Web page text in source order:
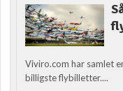
Viviro.com har samlet
billigste flybilletter....